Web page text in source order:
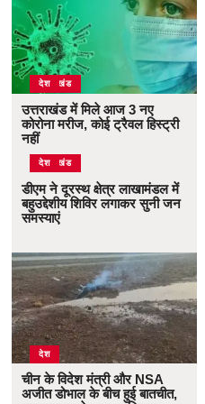
उत्तराखंड
देश
उत्तराखंड में मिले आज 3 नए
कोरोना मरीज, कोई ट्रैवल हिस्ट्री
नहीं
उत्तराखंड
देश
डीएम ने दूरस्थ क्षेत्र लाखामंडल में
बहुउद्देशीय शिविर लगाकर सुनी जन
समस्याएं
देश
चीन के विदेश मंत्री और NSA
अजीत डोभाल के बीच हुई बातचीत,